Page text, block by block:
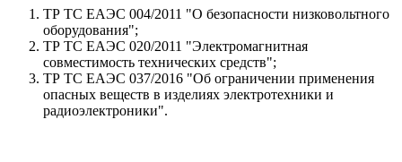
ТР ТС ЕАЭС 004/2011 "О безопасности низковольтного
оборудования";
ТР ТС ЕАЭС 020/2011 "Электромагнитная
совместимость технических средств";
ТР ТС ЕАЭС 037/2016 "Об ограничении применения
опасных веществ в изделиях электротехники и
радиоэлектроники".